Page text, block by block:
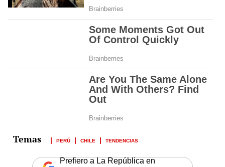
PERÚ CHILE TENDENCIAS
Prefiero a La República en